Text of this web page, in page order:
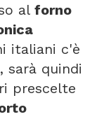
al forno
italiani c'è
sarà quindi
prescelte